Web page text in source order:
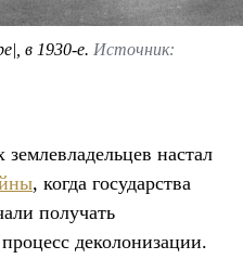
в 1930-е. Источник:
настал
, когда государства
получать
деколонизации.